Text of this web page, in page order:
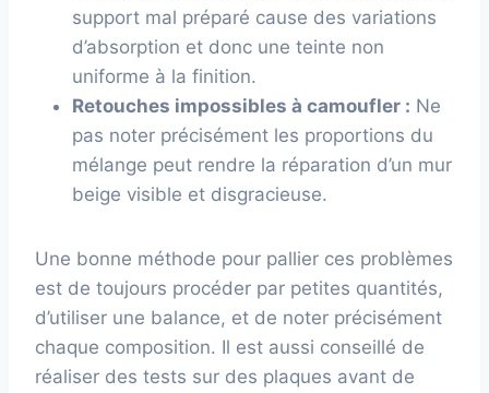
support mal préparé cause des variations
d’absorption et donc une teinte non
uniforme à la finition.
Retouches impossibles à camoufler : Ne
pas noter précisément les proportions du
mélange peut rendre la réparation d’un mur
beige visible et disgracieuse.
Une bonne méthode pour pallier ces problèmes
est de toujours procéder par petites quantités,
d’utiliser une balance, et de noter précisément
chaque composition. Il est aussi conseillé de
réaliser des tests sur des plaques avant de